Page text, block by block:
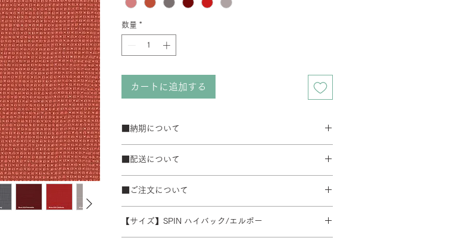
数量 *
カートに追加する
■納期について
ブラック粉体塗装ベース 3週間程度
50台以上の場合は要相談となります。在庫の有無によっ
て納期が変動することがあります。
■配送について
配送エリアによって料金が異なります。
※数量によって配送方法・配送料を変更することがあり
ます。 離島・一部地域等への配送は、送料のお見積りが
■ご注文について
ズ等)、キャンセルはお受けできませんので、ご注意くだ
さい。
【サイズ】SPIN ハイバック/エルボー